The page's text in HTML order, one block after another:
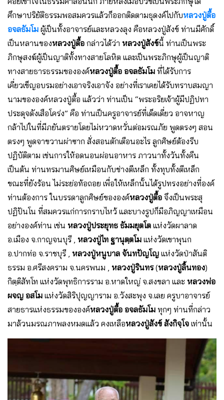
ศึกษาปริยัติธรรมพอสมควรแล้วก็ออกติดตามธุดงค์ไปกับหลวงปู่ตื้อ
อจลธัมโม ผู้เป็นทั้งอาจารย์และหลวงลุง คือหลวงปู่สังข์ ท่านมีศักดิ์
เป็นหลานของหลวงปู่ตื้อ กล่าวได้ว่า หลวงปู่สังข์นี้ ท่านเป็นพระ
ภิกษุสงฆ์ผู้เป็นญาติทั้งทางสายโลหิต และเป็นพระภิกษุผู้เป็นญาติ
ทางสายธารธรรมขององค์หลวงปู่ตื้อ อจลธัมโม ที่ได้รับการ
เคี่ยวเข็ญอบรมอย่างเอาจริงเอาจัง อย่างที่เราเคยได้รับทราบสมญา
นามขององค์หลวงปู่ตื้อ แล้วว่า ท่านเป็น “พระอริยเจ้าผู้มีปฏิปทา
ประดุจดังเสือโคร่ง” คือ ท่านเป็นครูอาจารย์ที่เด็ดเดี่ยว อาจหาญ
กล้าไปในที่มีภยันตรายโดยไม่หวาดหวั่นต่อมรณภัย พูดตรงๆ สอน
ตรงๆ พูดจาขวานผ่าซาก สั่งสอนตักเตือนอะไร ลูกศิษย์ต้องรีบ
ปฏิบัติตาม เช่นการให้อดนอนผ่อนอาหาร ภาวนาทั้งวันทั้งคืน
เป็นต้น ท่านทรมานศิษย์เหมือนกับช่างตีเหล็ก ทั้งทุบทั้งตีเหล็ก
ขณะที่ยังร้อน ไม่ระย่อท้อถอย เพื่อให้เหล็กนั้นได้รูปทรงอย่างที่องค์
ท่านต้องการ ในบรรดาลูกศิษย์ขององค์หลวงปู่ตื้อ จึงเป็นพระสุ
ปฏิปันโน ที่สมควรแก่การกราบไหว้ และบางรูปก็มีอภิญญาเหมือน
อย่างองค์ท่าน เช่น หลวงปู่ประยุทธ ธัมมยุตโต แห่งวัดผาลาด
อ.เมือง จ.กาญจนบุรี , หลวงปู่ไท ฐานุตฺตโม แห่งวัดเขาพุนก
อ.ปากท่อ จ.ราชบุรี , หลวงปู่หนูบาล จันทปัญโญ แห่งวัดป่าสันติ
ธรรม อ.ศรีสงคราม จ.นครพนม , หลวงปู่รินทร(หลวงปู่ลิ้นทอง)
กิตฺติสัทโท แห่งวัดพุทธิการราม อ.หาดใหญ่ จ.สงขลา และ หลวงพ่อ
ผจญ อสโม แห่งวัดสิริปุญญาราม อ.วังสะพุง จ.เลย ครูบาอาจารย์
สายธารแห่งธรรมขององค์หลวงปู่ตื้อ อจลธัมโม ทุกๆ ท่านที่กล่าว
มาล้วนมรณภาพลงหมดแล้ว คงเหลือหลวงปู่สังข์ สังกิจฺโจ เท่านั้น